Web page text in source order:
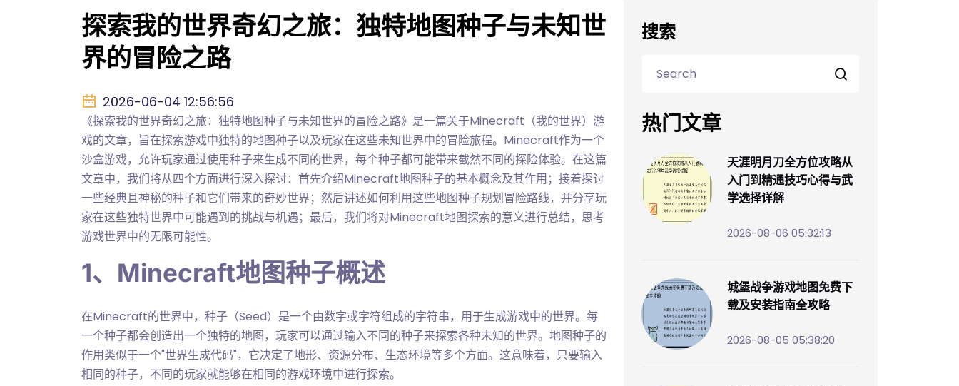
探索我的世界奇幻之旅：独特地图种子与未知世
界的冒险之路
2026-06-04 12:56:56
《探索我的世界奇幻之旅：独特地图种子与未知世界的冒险之路》是一篇关于Minecraft（我的世界）游
戏的文章，旨在探索游戏中独特的地图种子以及玩家在这些未知世界中的冒险旅程。Minecraft作为一个
沙盒游戏，允许玩家通过使用种子来生成不同的世界，每个种子都可能带来截然不同的探险体验。在这篇
文章中，我们将从四个方面进行深入探讨：首先介绍Minecraft地图种子的基本概念及其作用；接着探讨
一些经典且神秘的种子和它们带来的奇妙世界；然后讲述如何利用这些地图种子规划冒险路线，并分享玩
家在这些独特世界中可能遇到的挑战与机遇；最后，我们将对Minecraft地图探索的意义进行总结，思考
游戏世界中的无限可能性。
1、Minecraft地图种子概述
在Minecraft的世界中，种子（Seed）是一个由数字或字符组成的字符串，用于生成游戏中的世界。每
一个种子都会创造出一个独特的地图，玩家可以通过输入不同的种子来探索各种未知的世界。地图种子的
作用类似于一个"世界生成代码"，它决定了地形、资源分布、生态环境等多个方面。这意味着，只要输入
相同的种子，不同的玩家就能够在相同的游戏环境中进行探索。
搜索
热门文章
天涯明月刀全方位攻略从
入门到精通技巧心得与武
学选择详解
2026-08-06 05:32:13
城堡战争游戏地图免费下
载及安装指南全攻略
2026-08-05 05:38:20